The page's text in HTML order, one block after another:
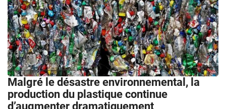
Malgré le désastre environnemental, la
production du plastique continue
d’augmenter dramatiquement